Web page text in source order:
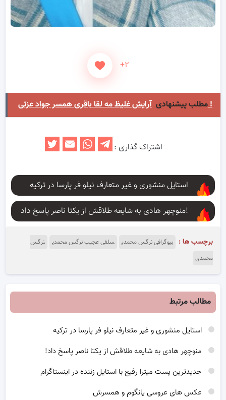
+۲
مطلب پیشنهادیآرایش غلیظ مه لقا باقری همسر جواد عزتی !
اشتراک گذاری :
استایل منشوری و غیر متعارف نیلو فر پارسا در ترکیه
منوچهر هادی به شایعه طلاقش از یکتا ناصر پاسخ داد!
برچسب ها : بیوگرافی نرگس محمدی سلفی عجیب نرگس محمدی
نرگس
محمدی
مطالب مرتبط
استایل منشوری و غیر متعارف نیلو فر پارسا در ترکیه
منوچهر هادی به شایعه طلاقش از یکتا ناصر پاسخ داد!
جدیدترین پست میترا رفیع با استایل زننده در اینستاگرام
عکس های عروسی یانگوم و همسرش